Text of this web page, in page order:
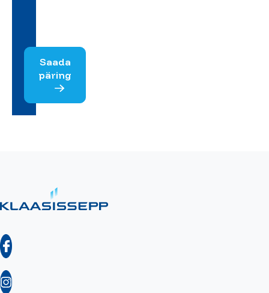
Saada
päring